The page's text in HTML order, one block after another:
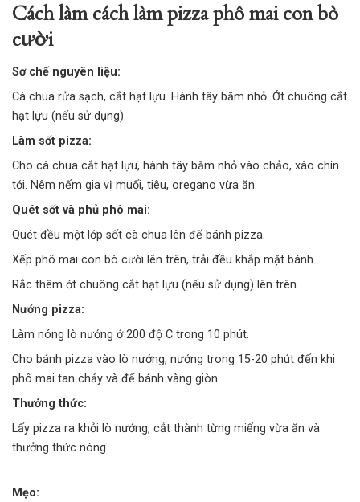
Cách làm cách làm pizza phô mai con bò
cười
Sơ chế nguyên liệu:
Cà chua rửa sạch, cắt hạt lựu. Hành tây băm nhỏ. Ớt chuông cắt
hạt lựu (nếu sử dụng).
Làm sốt pizza:
Cho cà chua cắt hạt lựu, hành tây băm nhỏ vào chảo, xào chín
tới. Nêm nếm gia vị muối, tiêu, oregano vừa ăn.
Quét sốt và phủ phô mai:
Quét đều một lớp sốt cà chua lên đế bánh pizza.
Xếp phô mai con bò cười lên trên, trải đều khắp mặt bánh.
Rắc thêm ớt chuông cắt hạt lựu (nếu sử dụng) lên trên.
Nướng pizza:
Làm nóng lò nướng ở 200 độ C trong 10 phút.
Cho bánh pizza vào lò nướng, nướng trong 15-20 phút đến khi
phô mai tan chảy và đế bánh vàng giòn.
Thưởng thức:
Lấy pizza ra khỏi lò nướng, cắt thành từng miếng vừa ăn và
thưởng thức nóng.
Mẹo: